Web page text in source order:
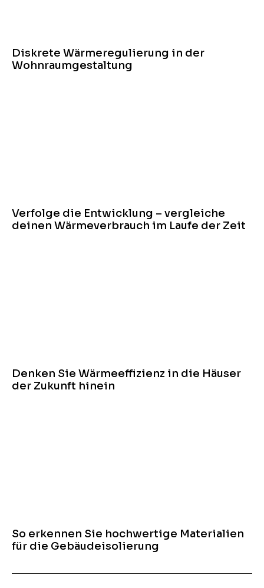
Diskrete Wärmeregulierung in der
Wohnraumgestaltung
Verfolge die Entwicklung – vergleiche
deinen Wärmeverbrauch im Laufe der Zeit
Denken Sie Wärmeeffizienz in die Häuser
der Zukunft hinein
So erkennen Sie hochwertige Materialien
für die Gebäudeisolierung